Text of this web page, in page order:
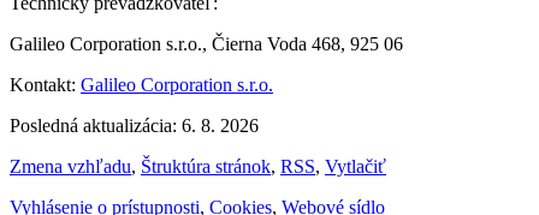
Galileo Corporation s.r.o., Čierna Voda 468, 925 06
Kontakt: Galileo Corporation s.r.o.
Posledná aktualizácia: 6. 8. 2026
Zmena vzhľadu, Štruktúra stránok, RSS, Vytlačiť
Vyhlásenie o prístupnosti, Cookies, Webové sídlo